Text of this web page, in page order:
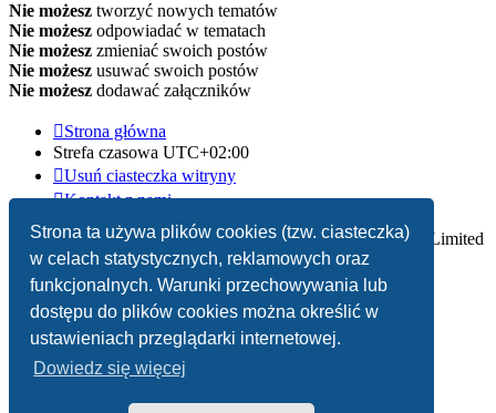
Strona ta używa plików cookies (tzw. ciasteczka)
w celach statystycznych, reklamowych oraz
funkcjonalnych. Warunki przechowywania lub
dostępu do plików cookies można określić w
ustawieniach przeglądarki internetowej.
Dowiedz się więcej
Nie możesz tworzyć nowych tematów
Nie możesz odpowiadać w tematach
Nie możesz zmieniać swoich postów
Nie możesz usuwać swoich postów
Nie możesz dodawać załączników
Strona główna
Strefa czasowa UTC+02:00
Usuń ciasteczka witryny
Kontakt z nami
Technologię dostarczaphpBB® Forum Software © phpBB Limited
Polski pakiet językowy dostarczaphpBB.pl
Zasady ochrony danych osobowych |Regulamin